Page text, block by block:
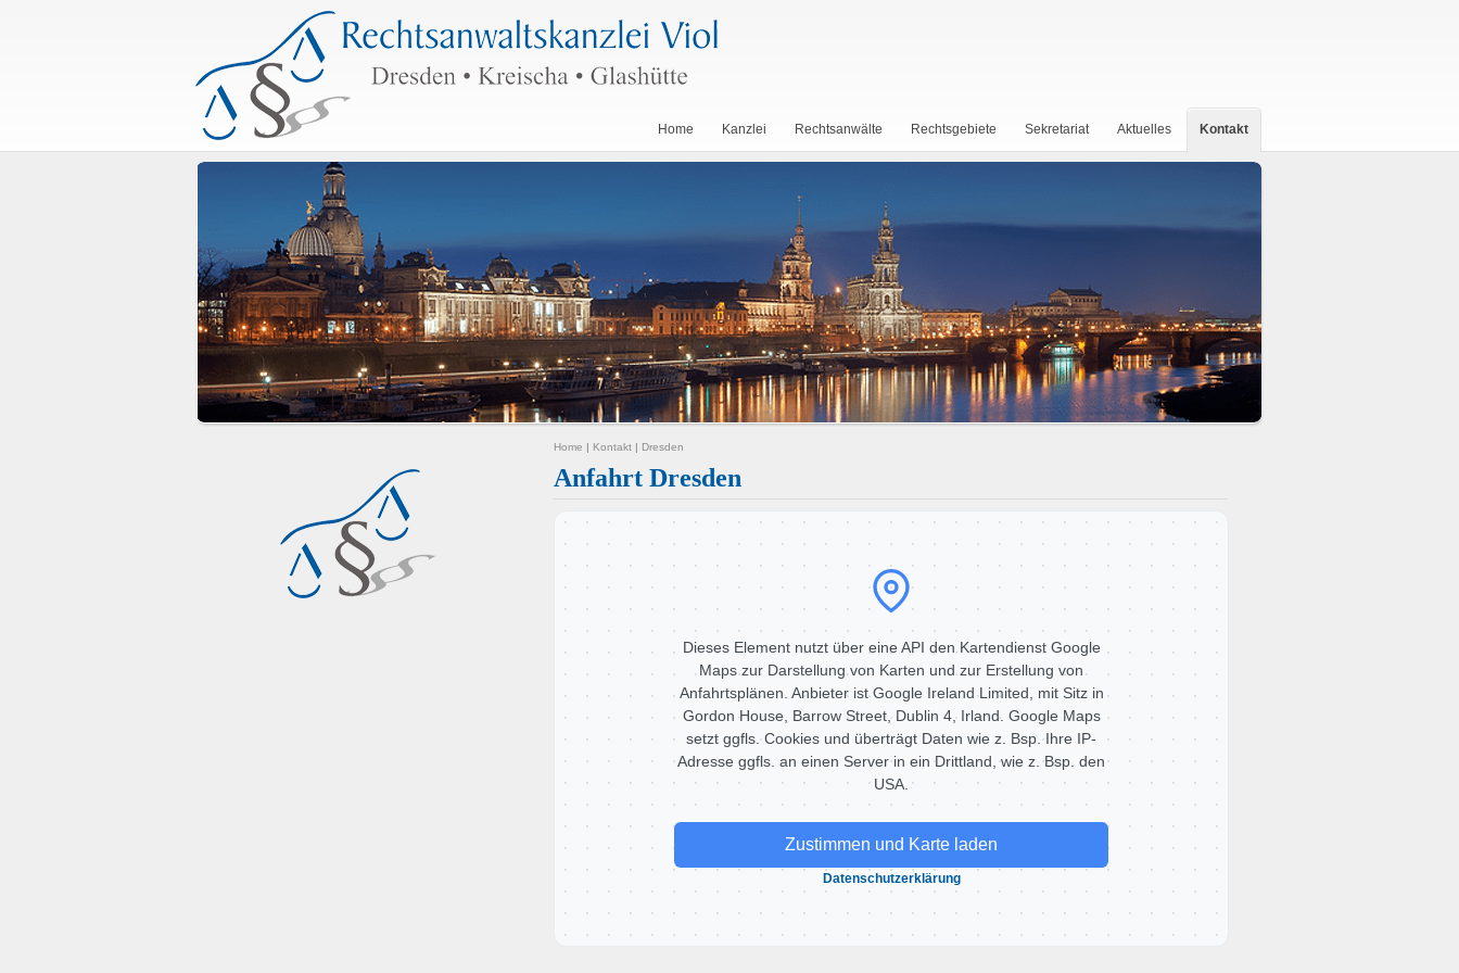
Home Kanzlei Rechtsanwälte Rechtsgebiete Sekretariat Aktuelles Kontakt
Home | Kontakt | Dresden
Anfahrt Dresden
Dieses Element nutzt über eine API den Kartendienst Google
Maps zur Darstellung von Karten und zur Erstellung von
Anfahrtsplänen. Anbieter ist Google Ireland Limited, mit Sitz in
Gordon House, Barrow Street, Dublin 4, Irland. Google Maps
setzt ggfls. Cookies und überträgt Daten wie z. Bsp. Ihre IP-
Adresse ggfls. an einen Server in ein Drittland, wie z. Bsp. den
USA.
Zustimmen und Karte laden
Datenschutzerklärung